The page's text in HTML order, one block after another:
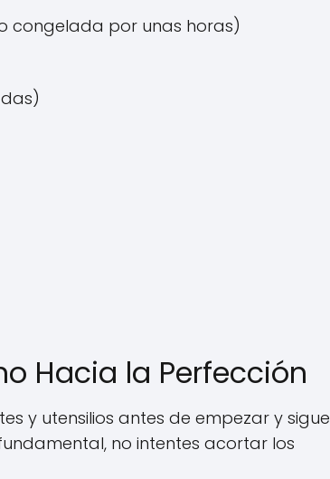
congelada por unas horas)
Hacia la Perfección
y utensilios antes de empezar y sigue
no intentes acortar los